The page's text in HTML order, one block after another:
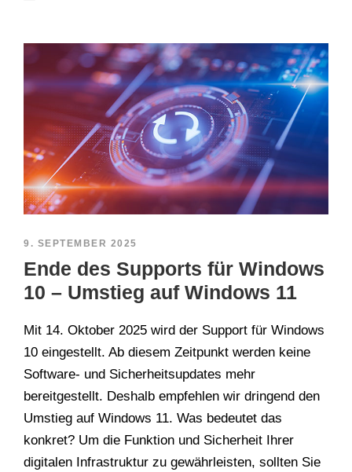
9. SEPTEMBER 2025
Ende des Supports für Windows
10 – Umstieg auf Windows 11
Mit 14. Oktober 2025 wird der Support für Windows
10 eingestellt. Ab diesem Zeitpunkt werden keine
Software- und Sicherheitsupdates mehr
bereitgestellt. Deshalb empfehlen wir dringend den
Umstieg auf Windows 11. Was bedeutet das
konkret? Um die Funktion und Sicherheit Ihrer
digitalen Infrastruktur zu gewährleisten, sollten Sie